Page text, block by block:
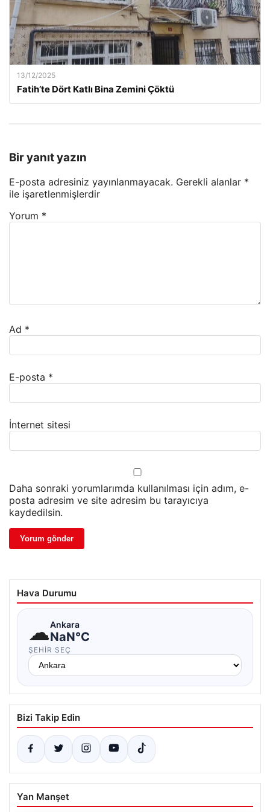
13/12/2025
Fatih’te Dört Katlı Bina Zemini Çöktü
Bir yanıt yazın
E-posta adresiniz yayınlanmayacak. Gerekli alanlar *
ile işaretlenmişlerdir
Yorum *
Ad *
E-posta *
İnternet sitesi
Daha sonraki yorumlarımda kullanılması için adım, e-
posta adresim ve site adresim bu tarayıcıya
kaydedilsin.
Hava Durumu
☁Ankara
NaN°C
ŞEHIR SEÇ
Bizi Takip Edin
Yan Manşet